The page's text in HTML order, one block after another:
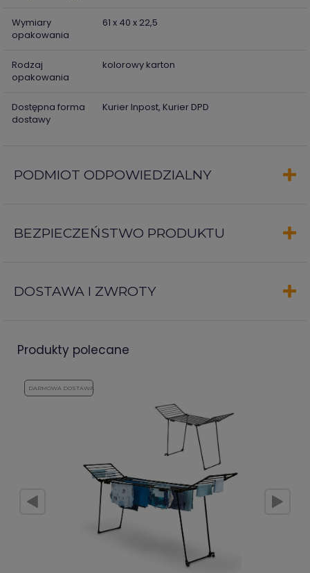
Wymiary
opakowania
61 x 40 x 22,5
Rodzaj
opakowania
kolorowy karton
Dostępna forma
dostawy
Kurier Inpost, Kurier DPD
PODMIOT ODPOWIEDZIALNY
BEZPIECZEŃSTWO PRODUKTU
DOSTAWA I ZWROTY
produkty polecane
DARMOWA DOSTAWA